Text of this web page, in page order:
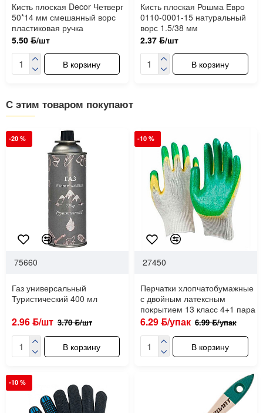
Кисть плоская Decor Четверг
50*14 мм смешанный ворс
пластиковая ручка
5.50 ƃ/шт
В корзину
Кисть плоская Рошма Евро
0110-0001-15 натуральный
ворс 1.5/38 мм
2.37 ƃ/шт
В корзину
С этим товаром покупают
-20 %
75660
Газ универсальный
Туристический 400 мл
2.96 ƃ/шт 3.70 ƃ/шт
В корзину
-10 %
27450
Перчатки хлопчатобумажные
с двойным латексным
покрытием 13 класс 4+1 пара
6.29 ƃ/упак 6.99 ƃ/упак
В корзину
-10 %